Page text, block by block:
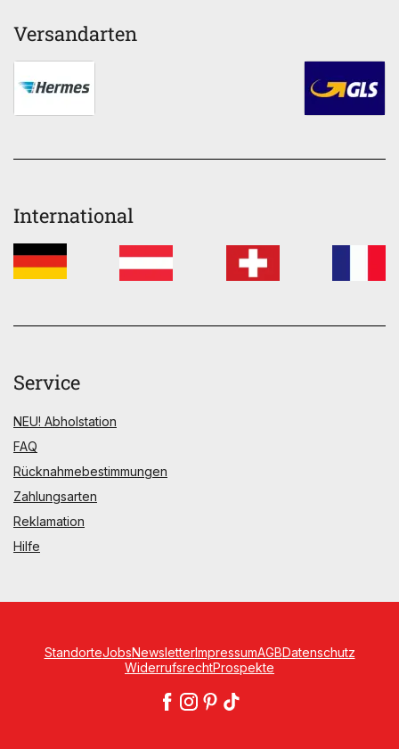
Versandarten
International
Service
NEU! Abholstation
FAQ
Rücknahmebestimmungen
Zahlungsarten
Reklamation
Hilfe
StandorteJobsNewsletterImpressumAGBDatenschutz
WiderrufsrechtProspekte